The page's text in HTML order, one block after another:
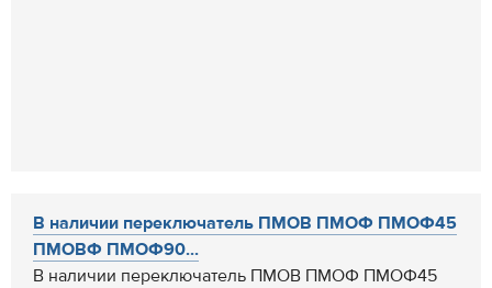
В наличии переключатель ПМОВ ПМОФ ПМОФ45
ПМОВФ ПМОФ90...
В наличии переключатель ПМОВ ПМОФ ПМОФ45